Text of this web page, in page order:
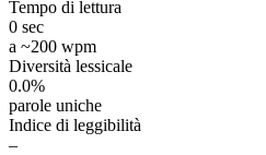
Tempo di lettura
0 sec
a ~200 wpm
Diversità lessicale
0.0%
parole uniche
Indice di leggibilità
–